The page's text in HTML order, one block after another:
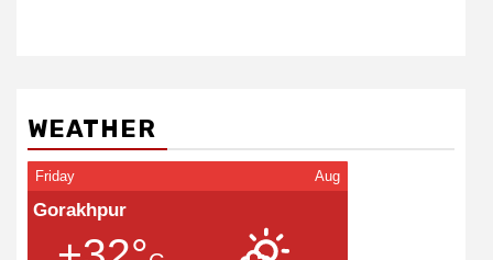
WEATHER
Friday Aug
Gorakhpur